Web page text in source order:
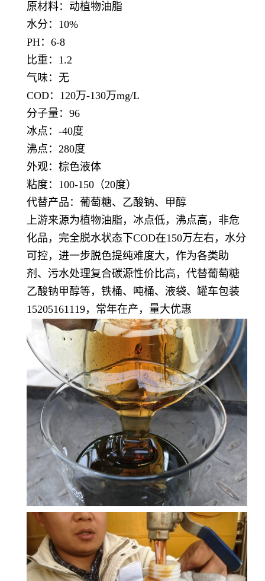
原材料：动植物油脂
水分：10%
PH：6-8
比重：1.2
气味：无
COD：120万-130万mg/L
分子量：96
冰点：-40度
沸点：280度
外观：棕色液体
粘度：100-150（20度）
代替产品：葡萄糖、乙酸钠、甲醇
上游来源为植物油脂，冰点低，沸点高，非危
化品，完全脱水状态下COD在150万左右，水分
可控，进一步脱色提纯难度大，作为各类助
剂、污水处理复合碳源性价比高，代替葡萄糖
乙酸钠甲醇等，铁桶、吨桶、液袋、罐车包装
15205161119，常年在产，量大优惠